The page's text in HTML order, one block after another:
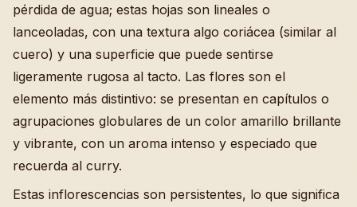
pérdida de agua; estas hojas son lineales o
lanceoladas, con una textura algo coriácea (similar al
cuero) y una superficie que puede sentirse
ligeramente rugosa al tacto. Las flores son el
elemento más distintivo: se presentan en capítulos o
agrupaciones globulares de un color amarillo brillante
y vibrante, con un aroma intenso y especiado que
recuerda al curry.
Estas inflorescencias son persistentes, lo que significa